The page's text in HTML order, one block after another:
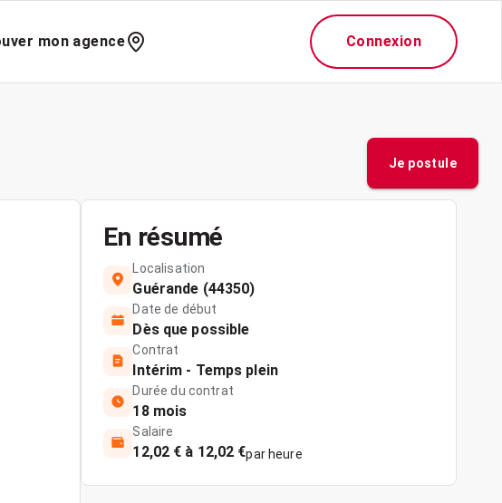
mon agence Connexion
Je postule
En résumé
Localisation
Guérande (44350)
Date de début
Dès que possible
Contrat
Intérim - Temps plein
Durée du contrat
18 mois
Salaire
12,02 € à 12,02 €par heure